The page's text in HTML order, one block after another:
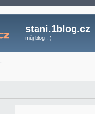
stani.1blog.cz
můj blog ;-)